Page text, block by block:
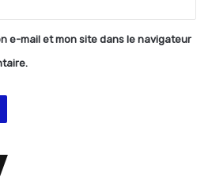
e-mail et mon site dans le navigateur